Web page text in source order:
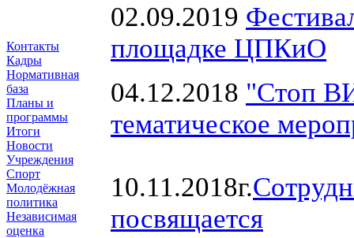
Контакты
Кадры
Нормативная
база
Планы и
программы
Итоги
Новости
Учреждения
Спорт
Молодёжная
политика
Независимая
оценка
02.09.2019
площадке ЦПКиО
04.12.2018 "Стоп
тематическое
10.11.2018г.
посвящается